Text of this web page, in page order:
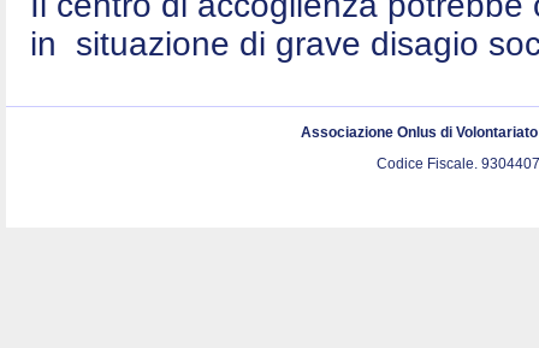
in situazione di grave disagio
Associazione Onlus di
Codice Fiscale.